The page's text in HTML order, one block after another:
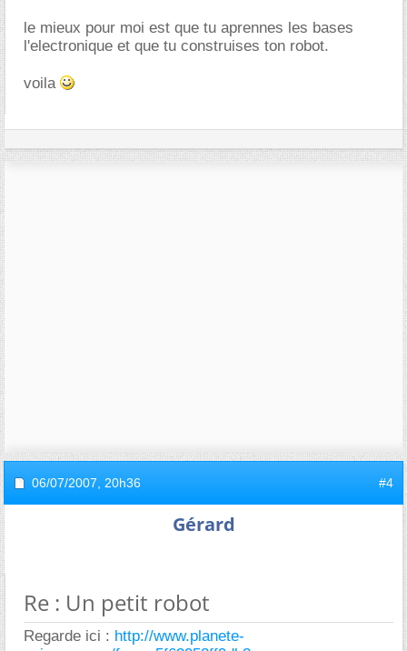
le mieux pour moi est que tu aprennes les bases
l'electronique et que tu construises ton robot.
voila
06/07/2007, 20h36 #4
Gérard
Re : Un petit robot
Regarde ici : http://www.planete-